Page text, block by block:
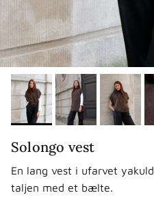
Solongo vest
En lang vest i ufarvet
taljen med et bælte.